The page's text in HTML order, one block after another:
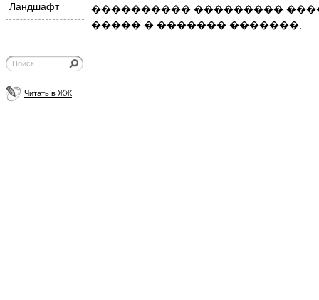
Ландшафт
Читать в ЖЖ
���������� ���������
����� � ������� �������.